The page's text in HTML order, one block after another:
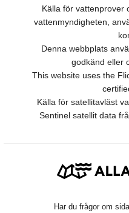
Källa för vattenprover
vattenmyndigheten,
Denna webbplats
godkänd eller
This website uses the
Källa för satellitavläst
Sentinel satellit data
Har du frågor om